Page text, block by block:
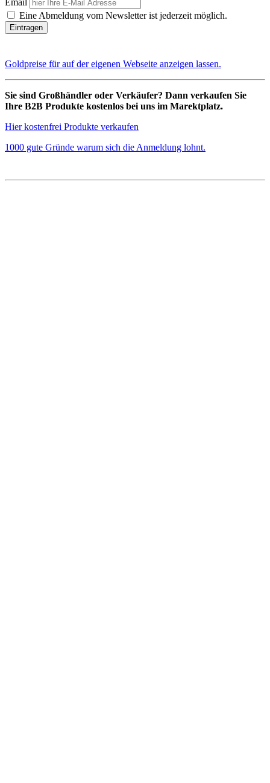
Email
Eine Abmeldung vom Newsletter ist jederzeit möglich.
Goldpreise für auf der eigenen Webseite anzeigen lassen.
Sie sind Großhändler oder Verkäufer? Dann verkaufen Sie
Ihre B2B Produkte kostenlos bei uns im Marektplatz.
Hier kostenfrei Produkte verkaufen
1000 gute Gründe warum sich die Anmeldung lohnt.